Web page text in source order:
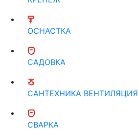
ОСНАСТКА
САДОВКА
САНТЕХНИКА ВЕНТИЛЯЦИЯ
СВАРКА